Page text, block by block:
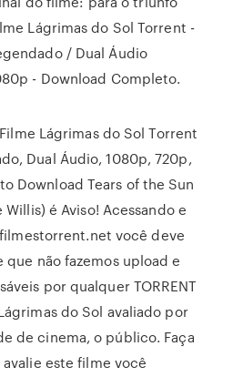
Lágrimas do Sol Torrent -
/ Dual Áudio
- Download Completo.
Filme Lágrimas do Sol Torrent
Dual Áudio, 1080p, 720p,
Download Tears of the Sun
Willis) é Aviso! Acessando e
você deve
não fazemos upload e
por qualquer TORRENT
do Sol avaliado por
de cinema, o público. Faça
este filme você